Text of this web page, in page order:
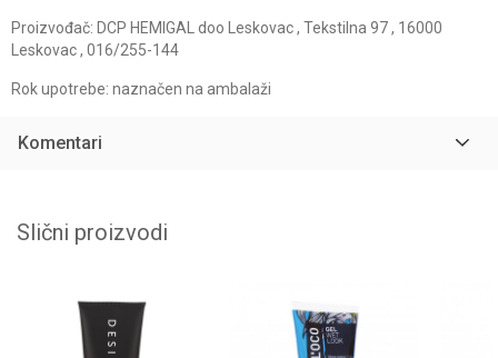
Proizvođač: DCP HEMIGAL doo Leskovac , Tekstilna 97 , 16000
Leskovac , 016/255-144
Rok upotrebe: naznačen na ambalaži
Komentari
Slični proizvodi